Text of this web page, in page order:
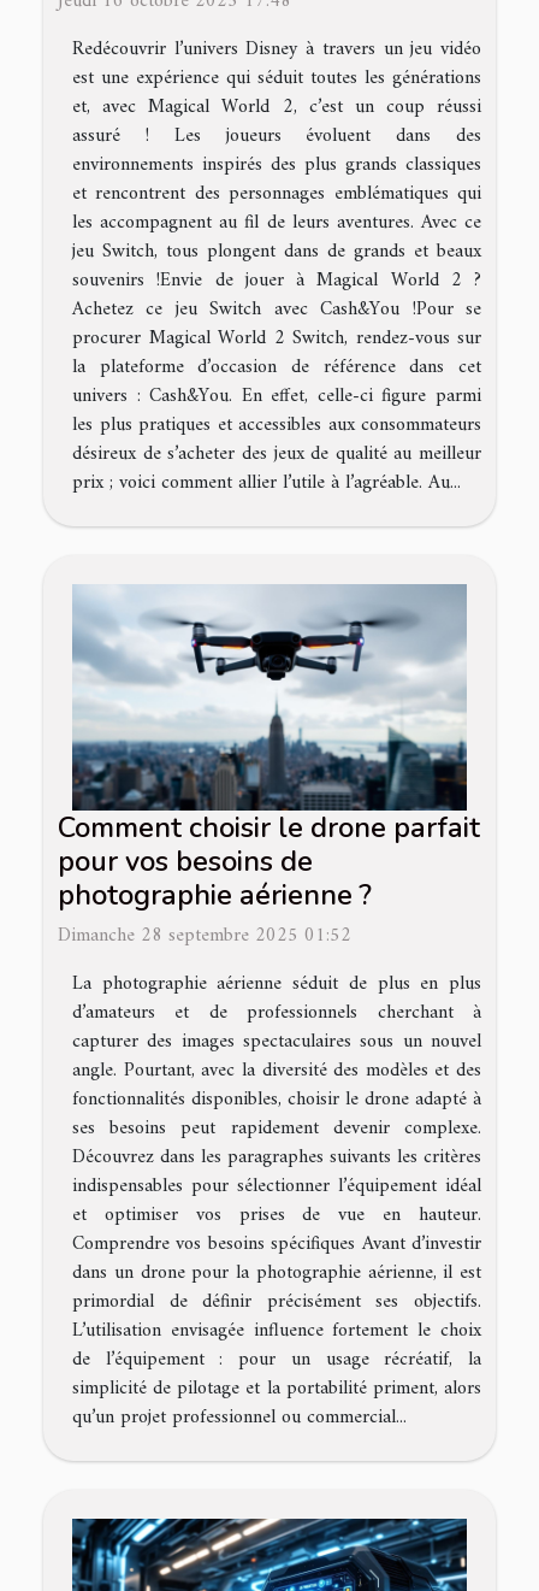
Redécouvrir l’univers Disney à travers un jeu vidéo
est une expérience qui séduit toutes les générations
et, avec Magical World 2, c’est un coup réussi
assuré ! Les joueurs évoluent dans des
environnements inspirés des plus grands classiques
et rencontrent des personnages emblématiques qui
les accompagnent au fil de leurs aventures. Avec ce
jeu Switch, tous plongent dans de grands et beaux
souvenirs !Envie de jouer à Magical World 2 ?
Achetez ce jeu Switch avec Cash&You !Pour se
procurer Magical World 2 Switch, rendez-vous sur
la plateforme d’occasion de référence dans cet
univers : Cash&You. En effet, celle-ci figure parmi
les plus pratiques et accessibles aux consommateurs
désireux de s’acheter des jeux de qualité au meilleur
prix ; voici comment allier l’utile à l’agréable. Au...
Comment choisir le drone parfait
pour vos besoins de
photographie aérienne ?
Dimanche 28 septembre 2025 01:52
La photographie aérienne séduit de plus en plus
d’amateurs et de professionnels cherchant à
capturer des images spectaculaires sous un nouvel
angle. Pourtant, avec la diversité des modèles et des
fonctionnalités disponibles, choisir le drone adapté à
ses besoins peut rapidement devenir complexe.
Découvrez dans les paragraphes suivants les critères
indispensables pour sélectionner l’équipement idéal
et optimiser vos prises de vue en hauteur.
Comprendre vos besoins spécifiques Avant d’investir
dans un drone pour la photographie aérienne, il est
primordial de définir précisément ses objectifs.
L’utilisation envisagée influence fortement le choix
de l’équipement : pour un usage récréatif, la
simplicité de pilotage et la portabilité priment, alors
qu’un projet professionnel ou commercial...